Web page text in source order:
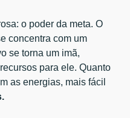
o poder da meta. O
concentra com um
se torna um imã,
para ele. Quanto
as energias, mais fácil